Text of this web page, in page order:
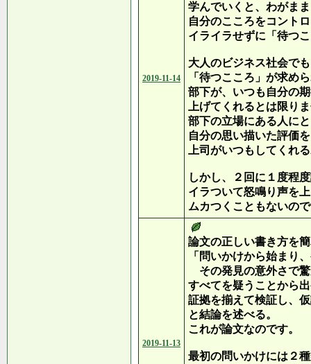
2019-11-14
学んでいくと、わがま
自分のこころをコント
イライラせずに「待つ
大人のビジネス社会で
「待つこころ」が求め
部下が、いつも自分の
上げてくれるとは限り
部下の立場にある人に
自分の思い描いた評価
上司がいつもしてくれ
しかし、２回に１度程
イラついて怒鳴り声を
ムカつくこともないの
2019-11-13
論文の正しい書き方を
「問いかけから始まり
その発見の意外さで
すべてを疑うことから
証拠を揃えて検証し、
と結論を述べる。
これが論文なのです。
最初の問いかけには２